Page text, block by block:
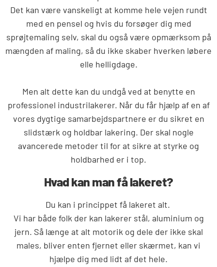
Det kan være vanskeligt at komme hele vejen rundt
med en pensel og hvis du forsøger dig med
sprøjtemaling selv, skal du også være opmærksom på
mængden af maling, så du ikke skaber hverken løbere
elle helligdage.
Men alt dette kan du undgå ved at benytte en
professionel industrilakerer. Når du får hjælp af en af
vores dygtige samarbejdspartnere er du sikret en
slidstærk og holdbar lakering. Der skal nogle
avancerede metoder til for at sikre at styrke og
holdbarhed er i top.
Hvad kan man få lakeret?
Du kan i princippet få lakeret alt.
Vi har både folk der kan lakerer stål, aluminium og
jern. Så længe at alt motorik og dele der ikke skal
males, bliver enten fjernet eller skærmet, kan vi
hjælpe dig med lidt af det hele.